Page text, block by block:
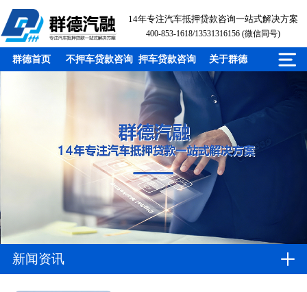
14年专注汽车抵押贷款咨询一站式解决方案
400-853-1618/13531316156 (微信同号)
群德首页 不押车贷款咨询 押车贷款咨询 关于群德
新闻资讯